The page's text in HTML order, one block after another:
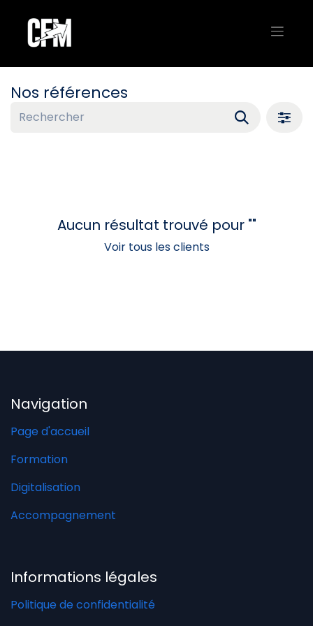
Nos références
Aucun résultat trouvé pour ""
Voir tous les clients
Navigation
Page d'accueil
Formation
Digitalisation
Accompagnement
Informations légales
Politique de confidentialité